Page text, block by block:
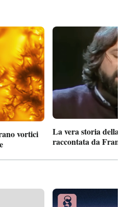
vortici
La vera storia della
raccontata da